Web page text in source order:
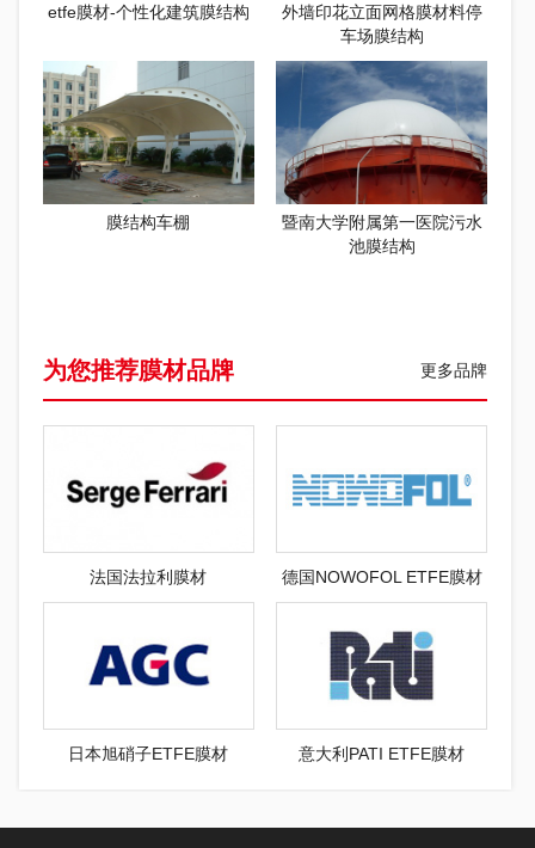
etfe膜材-个性化建筑膜结构
外墙印花立面网格膜材料停
车场膜结构
膜结构车棚
暨南大学附属第一医院污水
池膜结构
更多品牌
为您推荐膜材品牌
法国法拉利膜材 德国NOWOFOL ETFE膜材
日本旭硝子ETFE膜材 意大利PATI ETFE膜材